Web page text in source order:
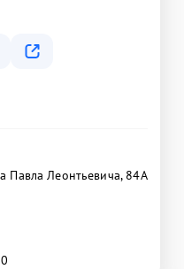
Павла Леонтьевича, 84А